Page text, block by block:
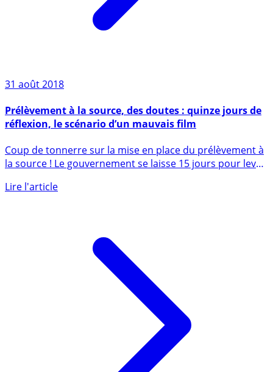
31 août 2018
réflexion, le scénario d’un mauvais film
la source ! Le gouvernement se laisse 15 jours pour lever